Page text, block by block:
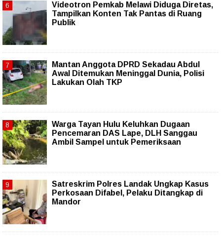
Videotron Pemkab Melawi Diduga Diretas,
Tampilkan Konten Tak Pantas di Ruang
Publik
Mantan Anggota DPRD Sekadau Abdul
Awal Ditemukan Meninggal Dunia, Polisi
Lakukan Olah TKP
Warga Tayan Hulu Keluhkan Dugaan
Pencemaran DAS Lape, DLH Sanggau
Ambil Sampel untuk Pemeriksaan
Satreskrim Polres Landak Ungkap Kasus
Perkosaan Difabel, Pelaku Ditangkap di
Mandor